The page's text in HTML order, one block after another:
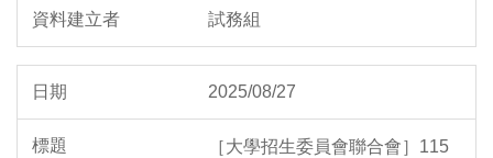
試務組
2025/08/27
［大學招生委員會聯合會］115